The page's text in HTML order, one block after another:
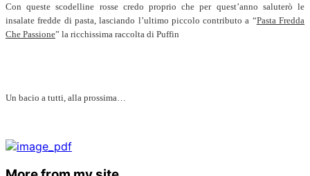
Con queste scodelline rosse credo proprio che per quest’anno saluterò le
insalate fredde di pasta, lasciando l’ultimo piccolo contributo a “Pasta Fredda
Che Passione” la ricchissima raccolta di Puffin
Un bacio a tutti, alla prossima…